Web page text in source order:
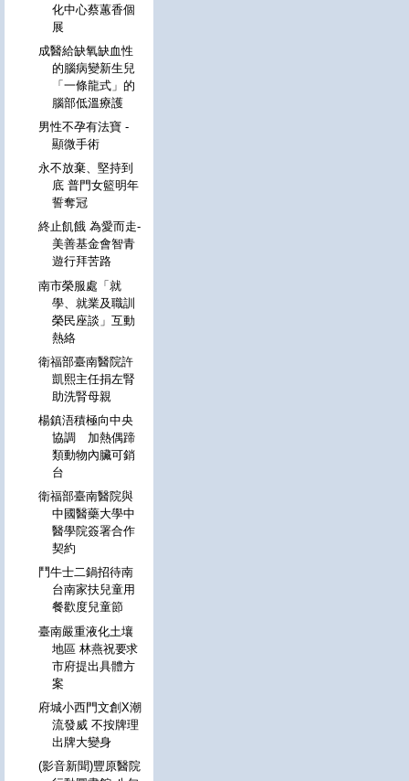
化中心蔡蕙香個
展
成醫給缺氧缺血性
的腦病變新生兒
「一條龍式」的
腦部低溫療護
男性不孕有法寶 -
顯微手術
永不放棄、堅持到
底 普門女籃明年
誓奪冠
終止飢餓 為愛而走-
美善基金會智青
遊行拜苦路
南市榮服處「就
學、就業及職訓
榮民座談」互動
熱絡
衛福部臺南醫院許
凱熙主任捐左腎
助洗腎母親
楊鎮浯積極向中央
協調 加熱偶蹄
類動物內臟可銷
台
衛福部臺南醫院與
中國醫藥大學中
醫學院簽署合作
契約
鬥牛士二鍋招待南
台南家扶兒童用
餐歡度兒童節
臺南嚴重液化土壤
地區 林燕祝要求
市府提出具體方
案
府城小西門文創X潮
流發威 不按牌理
出牌大變身
(影音新聞)豐原醫院